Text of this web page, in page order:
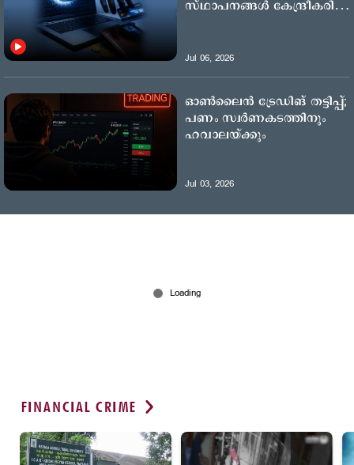
‘നഗ്നനാക്കി ഫോട്ടോ എടുത്തു’; തട്ടിക്കൊണ്ട്
പോയത് പെണ്‍സുഹൃത്തും സംഘവും;
സ്ഥാപനങ്ങള്‍ കേന്ദ്രീകരിച്ച്
Jul 06, 2026
ഓണ്‍ലൈന്‍ ട്രേഡിങ് തട്ടിപ്പ്;
പണം സ്വര്‍ണകടത്തിനും
ഹവാലയ്ക്കും
Jul 03, 2026
FINANCIAL CRIME